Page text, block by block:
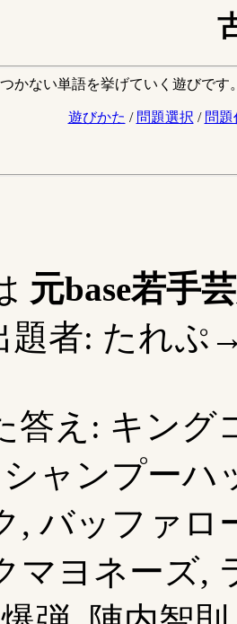
かない単語を挙げていく遊びです
遊びかた / 問題選択 / 問題
元base若手
題者: たれぷ
答え: キング
ャンプーハ
, バッファロ
マヨネーズ,